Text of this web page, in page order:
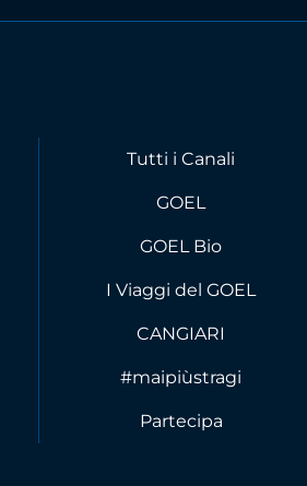
Tutti i Canali
GOEL
GOEL Bio
I Viaggi del GOEL
CANGIARI
#maipiùstragi
Partecipa